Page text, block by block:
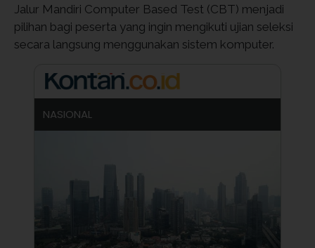
Jalur Mandiri Computer Based Test (CBT) menjadi
pilihan bagi peserta yang ingin mengikuti ujian seleksi
secara langsung menggunakan sistem komputer.
NASIONAL